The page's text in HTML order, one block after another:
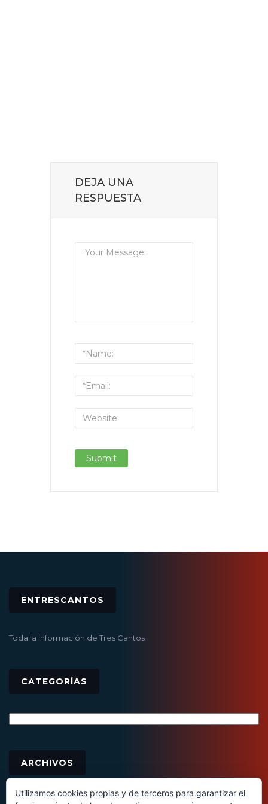
DEJA UNA
RESPUESTA
ENTRESCANTOS
Toda la información de Tres Cantos
CATEGORÍAS
ARCHIVOS
Utilizamos cookies propias y de terceros para garantizar el